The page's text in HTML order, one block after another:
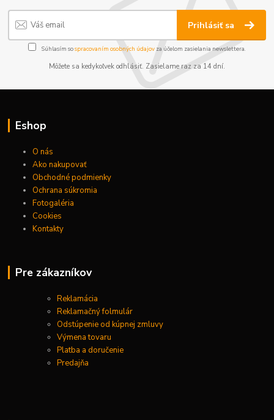
Prihlásiť sa
Súhlasím sospracovaním osobných údajov za účelom zasielania newslettera.
Môžete sa kedykoľvek odhlásiť. Zasielame raz za 14 dní.
Eshop
O nás
Ako nakupovať
Obchodné podmienky
Ochrana súkromia
Fotogaléria
Cookies
Kontakty
Pre zákazníkov
Reklamácia
Reklamačný folmulár
Odstúpenie od kúpnej zmluvy
Výmena tovaru
Platba a doručenie
Predajňa